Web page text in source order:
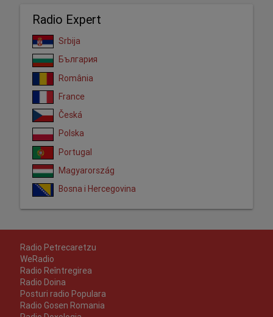
Radio Expert
Srbija
България
România
France
Česká
Polska
Portugal
Magyarország
Bosna i Hercegovina
Radio Petrecaretzu
WeRadio
Radio Reîntregirea
Radio Doina
Posturi radio Populara
Radio Gosen Romania